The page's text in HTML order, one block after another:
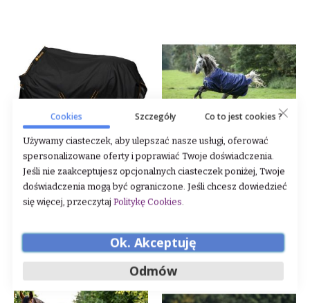
Derka padokowa Bucas "Irish"
Black/Gold 0 g 24h
Rating:
DODAJ DO KOSZYKA
Derka padokowa Bucas "Irish"
Navy/Gold 50 g 24h
DODAJ DO KOSZYKA
Cookies Szczegóły Co to jest cookies ?
Używamy ciasteczek, aby ulepszać nasze usługi, oferować
spersonalizowane oferty i poprawiać Twoje doświadczenia.
Jeśli nie zaakceptujesz opcjonalnych ciasteczek poniżej, Twoje
doświadczenia mogą być ograniczone. Jeśli chcesz dowiedzieć
się więcej, przeczytaj Politykę Cookies.
Ok. Akceptuję
Odmów